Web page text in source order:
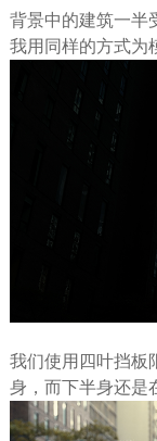
背景中的建筑一半
我用同样的方式为
我们使用四叶挡板
身，而下半身还是